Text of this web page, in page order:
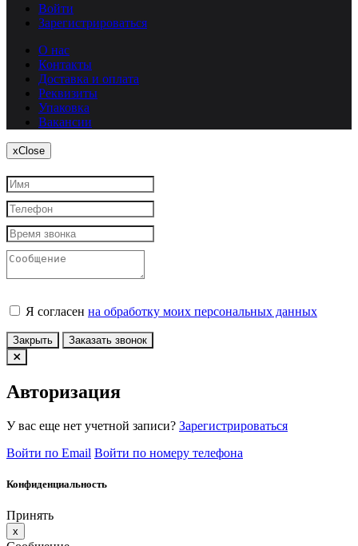
Войти
Зарегистрироваться
О нас
Контакты
Доставка и оплата
Реквизиты
Упаковка
Вакансии
xClose
Я согласен на обработку моих персональных данных
Закрыть Заказать звонок
Авторизация
У вас еще нет учетной записи? Зарегистрироваться
Войти по Email Войти по номеру телефона
Конфиденциальность
Принять
x